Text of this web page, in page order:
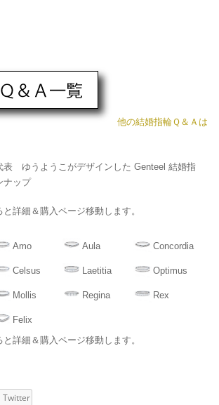
他の結婚指輪Ｑ＆Ａは
表 ゆうようこがデザインした Genteel 結婚指
ップ
詳細＆購入ページ移動します。
Amo Aula Concordia
Celsus Laetitia Optimus
Mollis Regina Rex
Felix
詳細＆購入ページ移動します。
Twitter